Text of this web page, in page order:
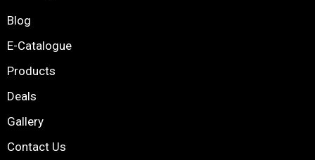
Blog
E-Catalogue
Products
Deals
Gallery
Contact Us